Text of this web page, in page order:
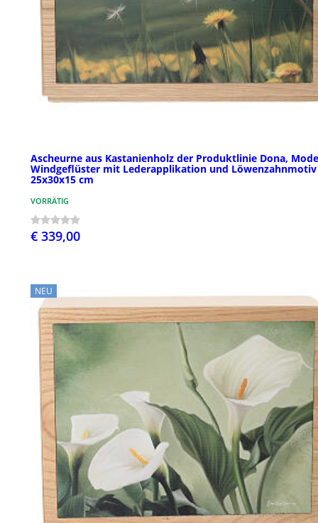
Ascheurne aus Kastanienholz der Produktlinie Dona,
Windgeflüster mit Lederapplikation und Löwenzahnmotiv
25x30x15 cm
VORRÄTIG
€ 339,00
NEU